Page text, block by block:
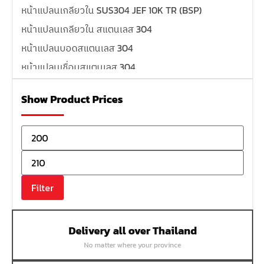
หน้าแปลนเกลียวใน SUS304 JEF 10K TR (BSP)
หน้าแปลนเกลียวใน สแตนเลส 304
หน้าแปลนบอดสแตนเลส 304
หน้าแปลนเชื่อมสแตนเลส 304
หน้าแปลนเหล็กคอสูง
หน้าแปลนเชื่อมเหล็กสลิปออน
หน้าแปลนเชื่อมเหล็กบอด
หน้าแปลนเชื่อมบอด SUS304 JEF 300P RF
หน้าแปลนเชื่อมบอด SUS304 JEF PN40 RF
หน้าแปลนเชื่อมบอด SUS304 JEF PN16 RF
หน้าแปลนเชื่อมบอด SUS304 JEF 10K FF
หน้าแปลนเชื่อมบอด SUS304 JEF 5K FF
Show Product Prices
Filter
Delivery all over Thailand
No matter where your province